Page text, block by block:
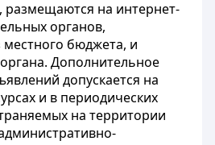
размещаются на интернет-
органов,
бюджета, и
Дополнительное
допускается на
и в периодических
на территории